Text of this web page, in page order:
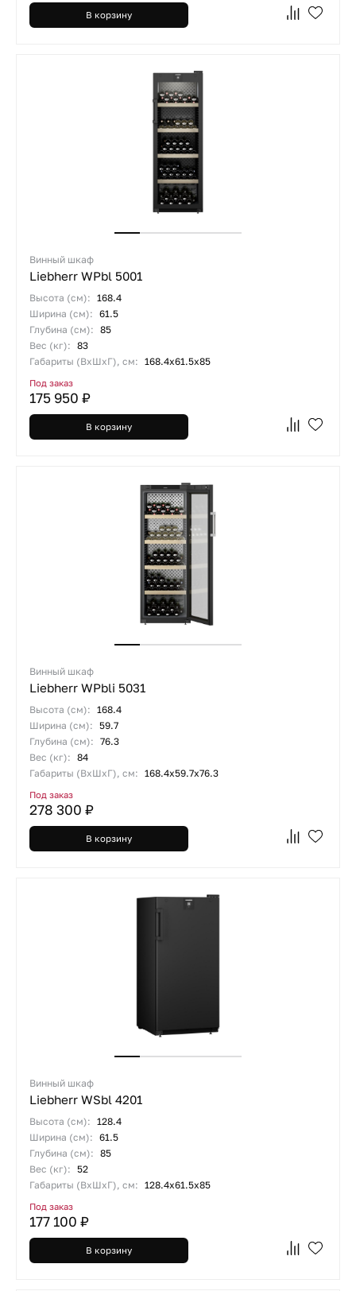
В корзину
Винный шкаф
Liebherr WPbl 5001
Высота (см): 168.4
Ширина (см): 61.5
Глубина (см): 85
Вес (кг): 83
Габариты (ВхШхГ), см: 168.4х61.5х85
Под заказ
175 950 ₽
В корзину
Винный шкаф
Liebherr WPbli 5031
Высота (см): 168.4
Ширина (см): 59.7
Глубина (см): 76.3
Вес (кг): 84
Габариты (ВхШхГ), см: 168.4х59.7х76.3
Под заказ
278 300 ₽
В корзину
Винный шкаф
Liebherr WSbl 4201
Высота (см): 128.4
Ширина (см): 61.5
Глубина (см): 85
Вес (кг): 52
Габариты (ВхШхГ), см: 128.4х61.5х85
Под заказ
177 100 ₽
В корзину